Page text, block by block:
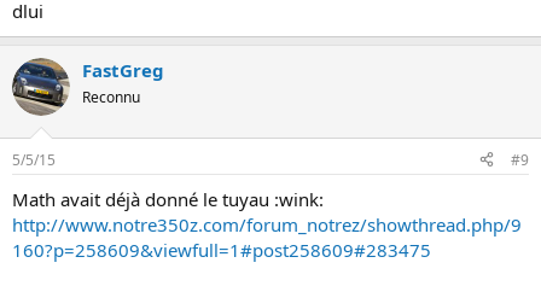
dlui
FastGreg
Reconnu
5/5/15 #9
Math avait déjà donné le tuyau :wink:
http://www.notre350z.com/forum_notrez/showthread.php/9
160?p=258609&viewfull=1#post258609#283475